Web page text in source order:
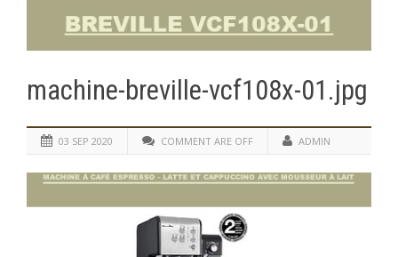
machine-breville-vcf108x-01.jpg
03 SEP 2020 COMMENT ARE OFF ADMIN